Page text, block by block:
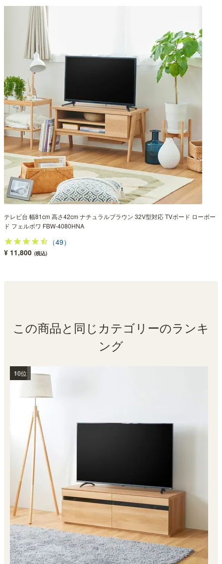
テレビ台 幅81cm 高さ42cm ナチュラルブラウン 32V型対応 TVボード ローボー
ド フェルボワ FBW-4080HNA
（49）
¥ 11,800 (税込)
この商品と同じカテゴリーのランキ
ング
1位
2位
3位
4位
5位
6位
7位
8位
9位
10位